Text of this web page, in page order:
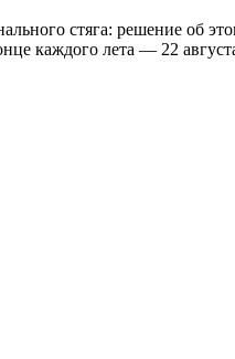
стяга: решение об
каждого лета — 22